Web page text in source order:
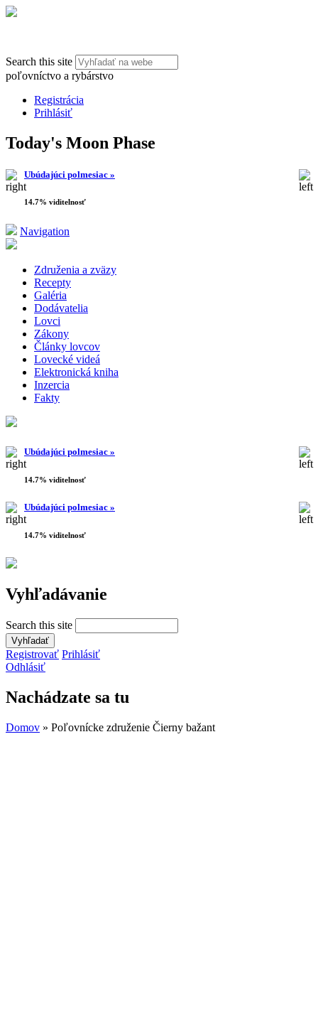
Search this site
poľovníctvo a rybárstvo
Registrácia
Prihlásiť
Today's Moon Phase
Ubúdajúci polmesiac »
14.7% viditelnosť
Navigation
Združenia a zväzy
Recepty
Galéria
Dodávatelia
Lovci
Zákony
Články lovcov
Lovecké videá
Elektronická kniha
Inzercia
Fakty
Ubúdajúci polmesiac »
14.7% viditelnosť
Ubúdajúci polmesiac »
14.7% viditelnosť
Vyhľadávanie
Search this site
Registrovať Prihlásiť
Odhlásiť
Nachádzate sa tu
Domov » Poľovnícke združenie Čierny bažant